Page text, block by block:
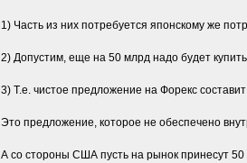
1) Часть из них потребуется японскому же
2) Допустим, еще на 50 млрд надо будет
3) Т.е. чистое предложение на Форекс
Это предложение, которое не обеспечено
А со стороны США пусть на рынок принесут 50